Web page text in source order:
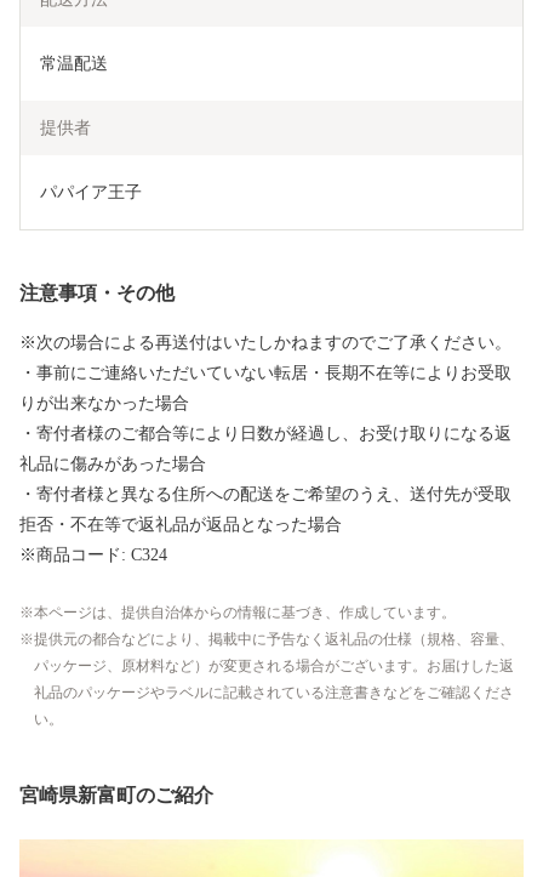
常温配送
提供者
パパイア王子
注意事項・その他
※次の場合による再送付はいたしかねますのでご了承ください。
・事前にご連絡いただいていない転居・長期不在等によりお受取
りが出来なかった場合
・寄付者様のご都合等により日数が経過し、お受け取りになる返
礼品に傷みがあった場合
・寄付者様と異なる住所への配送をご希望のうえ、送付先が受取
拒否・不在等で返礼品が返品となった場合
※商品コード: C324
本ページは、提供自治体からの情報に基づき、作成しています。
提供元の都合などにより、掲載中に予告なく返礼品の仕様（規格、容量、
パッケージ、原材料など）が変更される場合がございます。お届けした返
礼品のパッケージやラベルに記載されている注意書きなどをご確認くださ
い。
宮崎県新富町のご紹介